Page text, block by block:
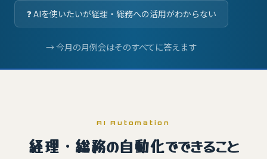
AIを使いたいが経理・総務への活用がわからない
→ 今月の月例会はそのすべてに答えます
AI Automation
経理・総務の自動化でできること